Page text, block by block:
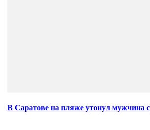
В Саратове на пляже утонул мужчина